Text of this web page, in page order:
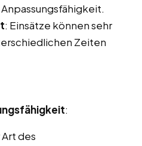
: Einsätze können sehr
Zeiten
:
des